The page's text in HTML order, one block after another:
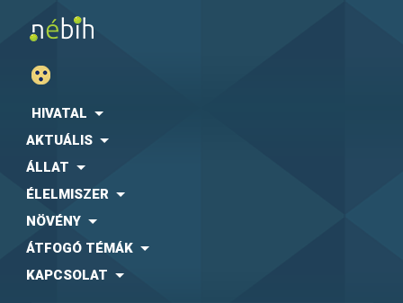
HIVATAL
AKTUÁLIS
ÁLLAT
ÉLELMISZER
NÖVÉNY
ÁTFOGÓ TÉMÁK
KAPCSOLAT